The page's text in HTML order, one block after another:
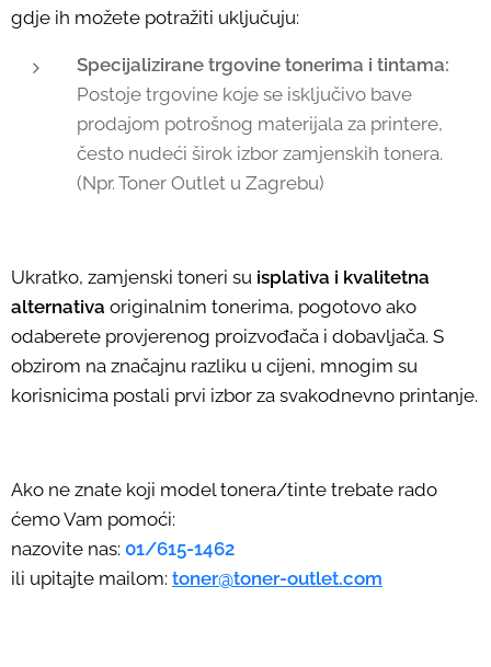
gdje ih možete potražiti uključuju:
Specijalizirane trgovine tonerima i tintama:
Postoje trgovine koje se isključivo bave
prodajom potrošnog materijala za printere,
često nudeći širok izbor zamjenskih tonera.
(Npr. Toner Outlet u Zagrebu)
Ukratko, zamjenski toneri su isplativa i kvalitetna
alternativa originalnim tonerima, pogotovo ako
odaberete provjerenog proizvođača i dobavljača. S
obzirom na značajnu razliku u cijeni, mnogim su
korisnicima postali prvi izbor za svakodnevno printanje.
Ako ne znate koji model tonera/tinte trebate rado
ćemo Vam pomoći:
nazovite nas: 01/615-1462
ili upitajte mailom: toner@toner-outlet.com